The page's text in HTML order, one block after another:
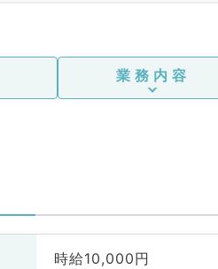
業務内容
時給10,000円